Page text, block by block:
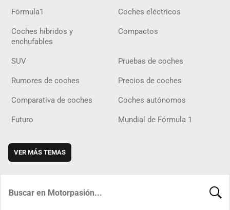
Fórmula1 Coches eléctricos
Coches híbridos y
enchufables
Compactos
SUV Pruebas de coches
Rumores de coches Precios de coches
Comparativa de coches Coches autónomos
Futuro Mundial de Fórmula 1
VER MÁS TEMAS